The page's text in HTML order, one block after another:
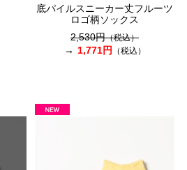
底パイルスニーカー丈フルーツ
ロゴ柄ソックス
2,530円（税込）
1,771円 （税込）